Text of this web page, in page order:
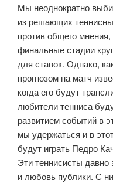
Мы неоднократно
из решающих
против общего
финальные стадии
для ставок. Однако,
прогнозом на матч
когда его будут
любители тенниса
развитием событий в
мы удержаться и в
будут играть Педро
Эти теннисисты
и любовь публики. С